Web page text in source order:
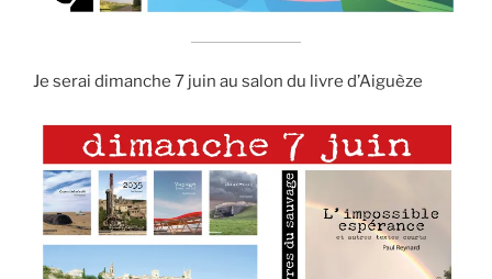
Je serai dimanche 7 juin au salon du livre d’Aiguèze